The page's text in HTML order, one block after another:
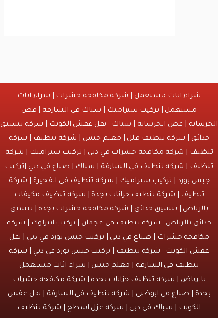
شراء اثاث مستعمل|شركة مكافحة حشرات|شراء اثاث
مستعمل|تركيب سيراميك|سباك في الشارقة|قص
| قص الخرسانة | سباك |نقل عفش الكويت|شركة تنسيق
|شركة تنظيف فلل |معلم جبس|شركة تنظيف|شركة
| شركة مكافحة حشرات في دبي |تركيب سيراميك|شركة
|شركة تنظيف في الشارقة| سباك | صباغ في دبي |تركيب
بورد |تركيب سيراميك|شركة تنظيف في الفجيرة|شركة
|شركة تنظيف خزانات بجدة|شركة تنظيف مكيفات
|تنسيق حدائق|شركة مكافحة حشرات بجدة| تنسيق
بالرياض |شركة تنظيف في عجمان| تركيب انترلوك |شركة
حشرات|صباغ في دبي| تركيب جبس بورد في دبي |نقل
الكويت| شركة تنظيف | تركيب جبس بورد في دبي |شركة
تنظيف في الشارقة| معلم جبس | شراء اثاث مستعمل
|شركه تنظيف خزانات بجدة|شركة مكافحة حشرات
|صباغ في ابوظبي|شركة تنظيف في الشارقة|نقل عفش
الكويت| سباك في دبي | شركة عزل اسطح |شركة تنظيف